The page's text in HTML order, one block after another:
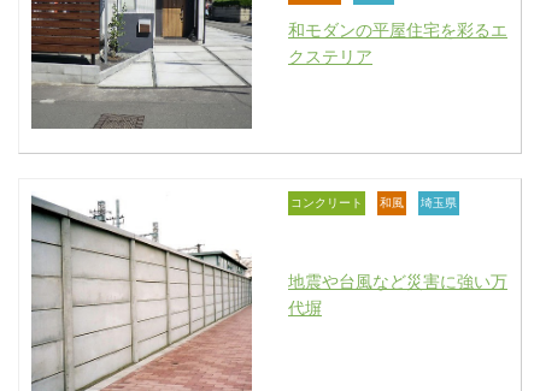
和モダンの平屋住宅を彩るエ
クステリア
コンクリート 和風 埼玉県
地震や台風など災害に強い万
代塀